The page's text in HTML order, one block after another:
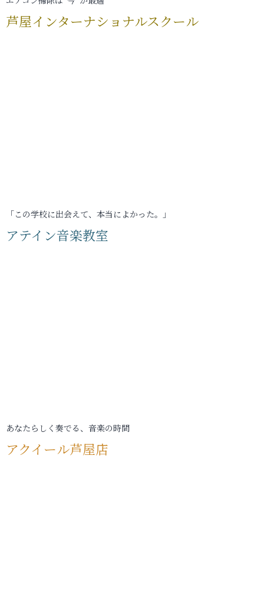
芦屋インターナショナルスクール
「この学校に出会えて、本当によかった。」
アテイン音楽教室
あなたらしく奏でる、音楽の時間
アクイール芦屋店